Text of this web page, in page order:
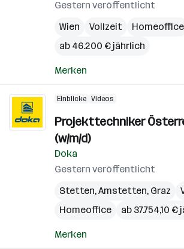
Gestern veröffentlicht
Wien
Vollzeit
Homeoffice
ab 46.200 € jährlich
Merken
Einblicke Videos
Projekttechniker
(w/m/d)
Doka
Gestern veröffentlicht
Stetten,Amstetten, Graz
Homeoffice
ab 37.754,10 €
Merken